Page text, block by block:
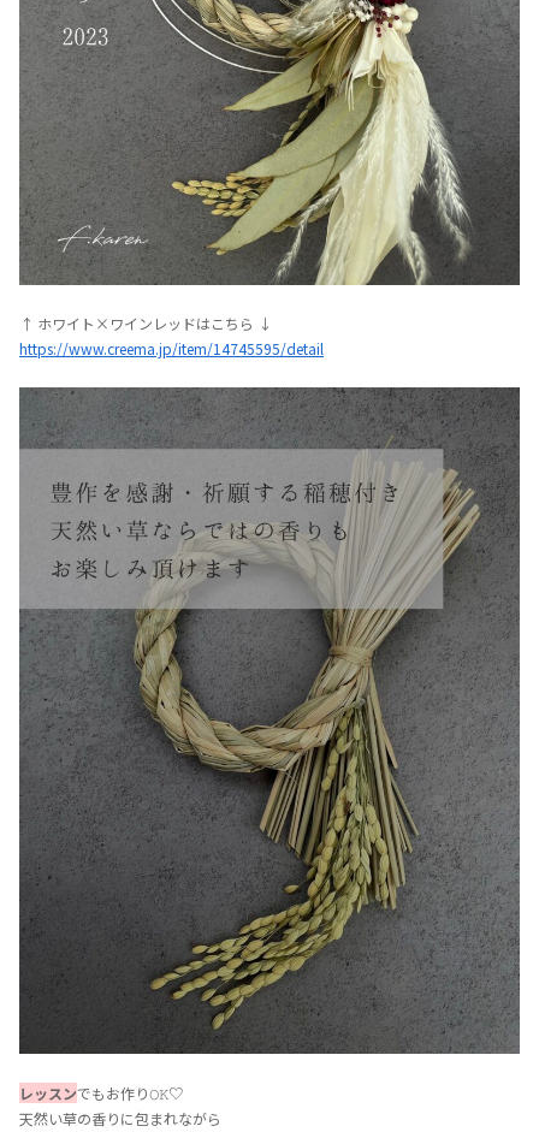
↑ ホワイト×ワインレッドはこちら ↓
https://www.creema.jp/item/14745595/detail
レッスンでもお作り𝙾𝙺♡
天然い草の香りに包まれながら